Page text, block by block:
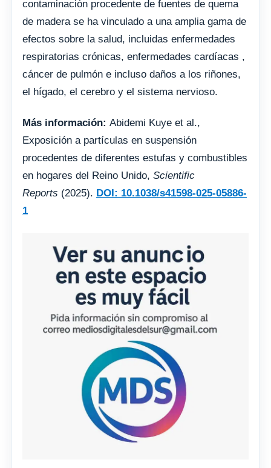
contaminación procedente de fuentes de quema
de madera se ha vinculado a una amplia gama de
efectos sobre la salud, incluidas enfermedades
respiratorias crónicas, enfermedades cardíacas ,
cáncer de pulmón e incluso daños a los riñones,
el hígado, el cerebro y el sistema nervioso.
Más información: Abidemi Kuye et al.,
Exposición a partículas en suspensión
procedentes de diferentes estufas y combustibles
en hogares del Reino Unido, Scientific
Reports (2025). DOI: 10.1038/s41598-025-05886-
1